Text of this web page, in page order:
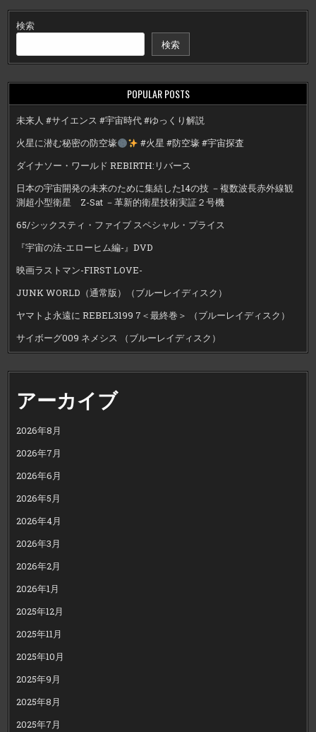
検索
検索
POPULAR POSTS
未来人 #サイエンス #宇宙時代 #ゆっくり解説
火星に潜む秘密の防空壕
#火星 #防空壕 #宇宙探査
ダイナソー・ワールド REBIRTH:リバース
日本の宇宙開発の未来のために集結した14の技 －複数波長赤外線観
測超小型衛星 Z-Sat －革新的衛星技術実証２号機
65/シックスティ・ファイブ スペシャル・プライス
『宇宙の法-エローヒム編-』DVD
映画ラストマン-FIRST LOVE-
JUNK WORLD（通常版）（ブルーレイディスク）
ヤマトよ永遠に REBEL3199 7＜最終巻＞ （ブルーレイディスク）
サイボーグ009 ネメシス （ブルーレイディスク）
アーカイブ
2026年8月
2026年7月
2026年6月
2026年5月
2026年4月
2026年3月
2026年2月
2026年1月
2025年12月
2025年11月
2025年10月
2025年9月
2025年8月
2025年7月